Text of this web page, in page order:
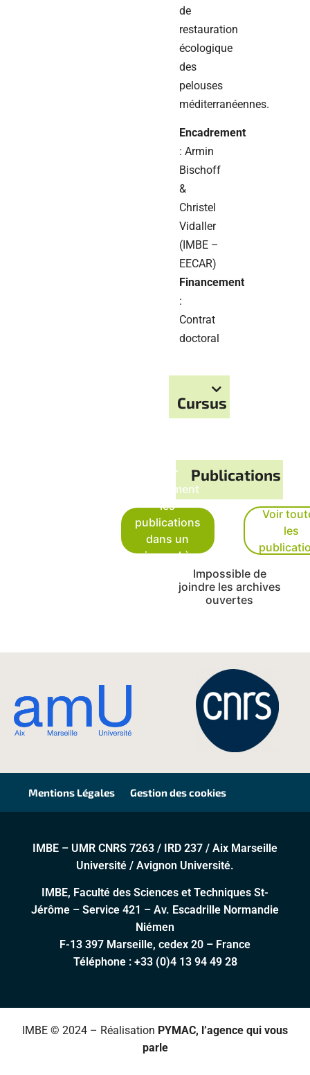
de
restauration
écologique
des
pelouses
méditerranéennes.
Encadrement
: Armin
Bischoff
&
Christel
Vidaller
(IMBE –
EECAR)
Financement
:
Contrat
doctoral
Cursus
Publications
Voir
uniquement
les
publications
dans un
journal à
lecture
Voir
les
Impossible de
joindre les archives
ouvertes
Mentions Légales Gestion des cookies
IMBE – UMR CNRS 7263 / IRD 237 / Aix Marseille
Université / Avignon Université.
IMBE, Faculté des Sciences et Techniques St-
Jérôme – Service 421 – Av. Escadrille Normandie
Niémen
F-13 397 Marseille, cedex 20 – France
Téléphone : +33 (0)4 13 94 49 28
IMBE © 2024 – Réalisation PYMAC, l’agence qui vous
parle